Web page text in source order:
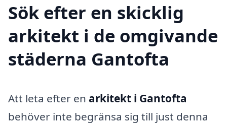
Sök efter en skicklig
arkitekt i de omgivande
städerna Gantofta
Att leta efter en arkitekt i Gantofta
behöver inte begränsa sig till just denna